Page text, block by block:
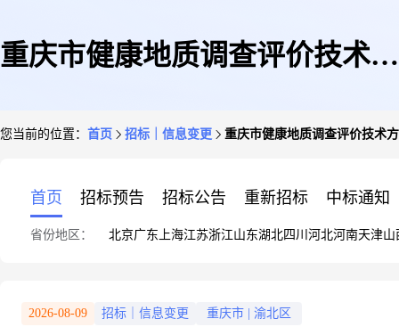
重庆市健康地质调查评价技术方
您当前的位置： 首页 招标｜信息变更 重庆市健康地质调查评价技术
首页 招标预告 招标公告 重新招标 中标通知
省份地区： 北京广东 上海江苏浙江山东湖北四川 河北河南天津山
2026-08-09 招标｜信息变更 重庆市 渝北区